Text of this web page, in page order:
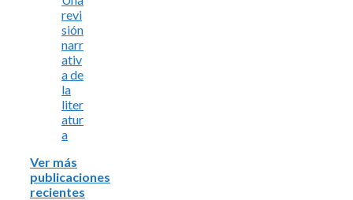
revi
sión
narr
ativ
a de
la
liter
atur
a
Ver más
publicaciones
recientes